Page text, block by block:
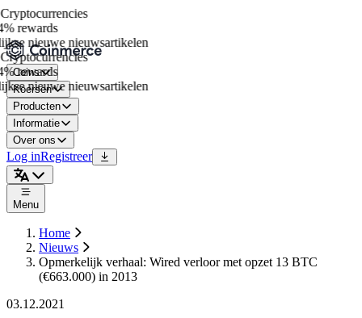
rewards
nieuwe nieuwsartikelen
rewards
nieuwe nieuwsartikelen
Coins
Koersen
Producten
Informatie
Over ons
Log inRegistreer
Menu
Home
Nieuws
Opmerkelijk verhaal: Wired verloor met opzet 13 BTC
(€663.000) in 2013
03.12.2021